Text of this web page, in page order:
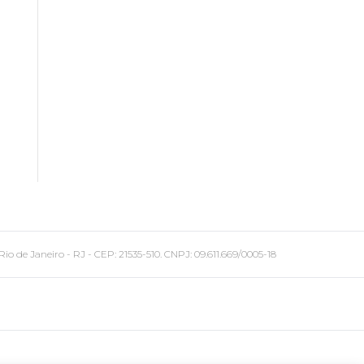
Janeiro - RJ - CEP: 21535-510. CNPJ: 09.611.669/0005-18